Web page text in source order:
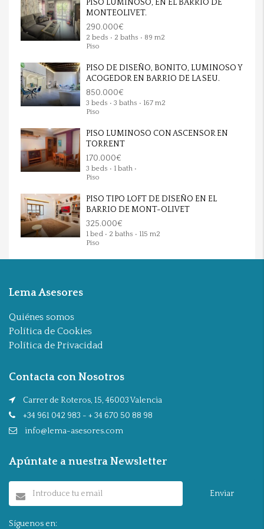
PISO LUMINOSO, EN EL BARRIO DE
MONTEOLIVET.
290.000€
2 beds • 2 baths • 89 m2
Piso
PISO DE DISEÑO, BONITO, LUMINOSO Y
ACOGEDOR EN BARRIO DE LA SEU.
850.000€
3 beds • 3 baths • 167 m2
Piso
PISO LUMINOSO CON ASCENSOR EN
TORRENT
170.000€
3 beds • 1 bath •
Piso
PISO TIPO LOFT DE DISEÑO EN EL
BARRIO DE MONT-OLIVET
325.000€
1 bed • 2 baths • 115 m2
Piso
Lema Asesores
Quiénes somos
Política de Cookies
Política de Privacidad
Contacta con Nosotros
Carrer de Roteros, 15, 46003 Valencia
+34 961 042 983 - + 34 670 50 88 98
info@lema-asesores.com
Apúntate a nuestra Newsletter
Enviar
Síguenos en: